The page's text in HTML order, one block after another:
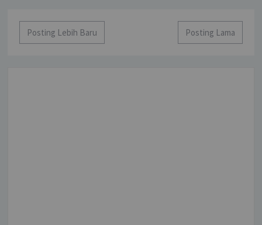
Posting Lebih Baru Posting Lama